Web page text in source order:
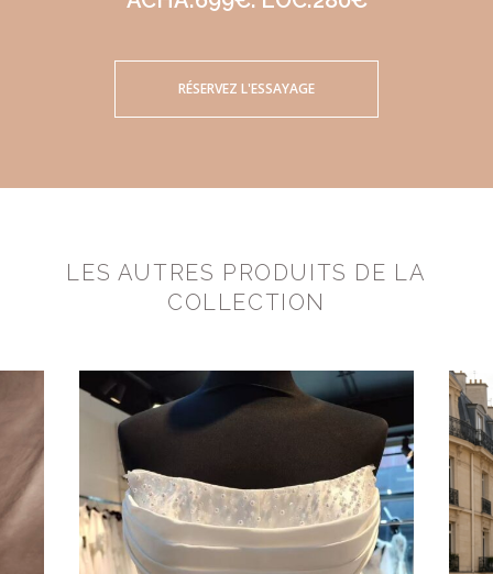
RÉSERVEZ L'ESSAYAGE
LES AUTRES PRODUITS DE LA
COLLECTION